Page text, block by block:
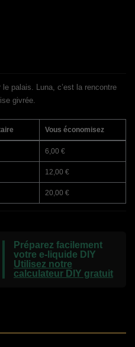
palais. Luna, c’est la rencontre
givrée.
Vous économisez
6,00 €
12,00 €
20,00 €
Préparez facilement
votre e-liquide DIY
Utilisez notre
calculateur DIY gratuit